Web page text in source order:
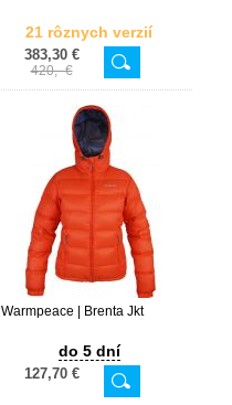
21 rôznych verzií
383,30 €
420,- €
Warmpeace | Brenta Jkt
do 5 dní
127,70 €